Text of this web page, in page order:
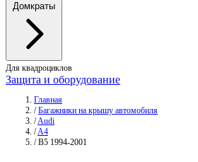
Домкраты
Для квадроциклов
Защита и оборудование
Главная
/ Багажники на крышу автомобиля
/Audi
/A4
/ B5 1994-2001